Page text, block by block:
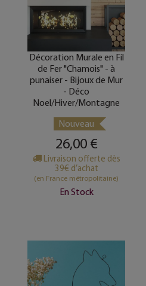
Décoration Murale en Fil
de Fer "Chamois" - à
punaiser - Bijoux de Mur
- Déco
Noel/Hiver/Montagne
Nouveau
26,00 €
Livraison offerte dès
39€ d’achat
(en France métropolitaine)
En Stock